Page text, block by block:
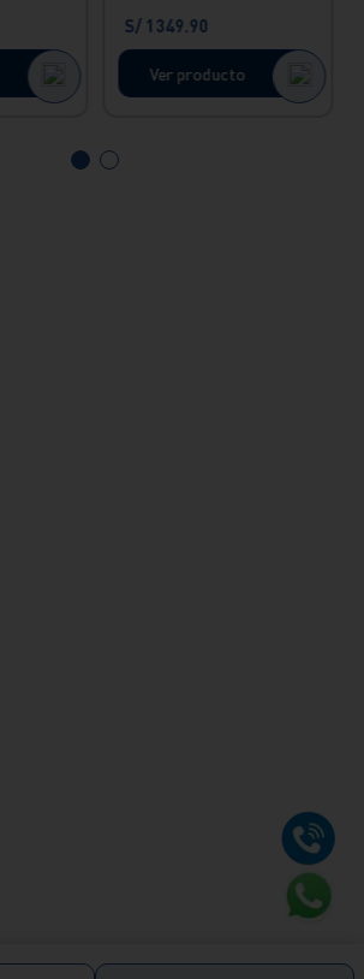
Vainsa
S/ 1349.90
Ver producto